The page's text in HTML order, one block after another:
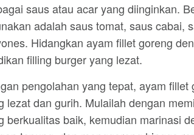
saus atau acar yang diinginkan.
adalah saus tomat, saus cabai,
Hidangkan ayam fillet goreng
filling burger yang lezat.
pengolahan yang tepat, ayam
lezat dan gurih. Mulailah dengan
berkualitas baik, kemudian marinasi